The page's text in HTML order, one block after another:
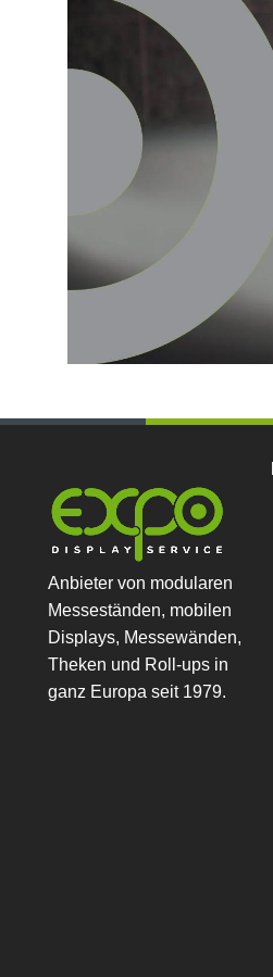
Anbieter von modularen
Messeständen, mobilen
Displays, Messewänden,
Theken und Roll-ups in
ganz Europa seit 1979.